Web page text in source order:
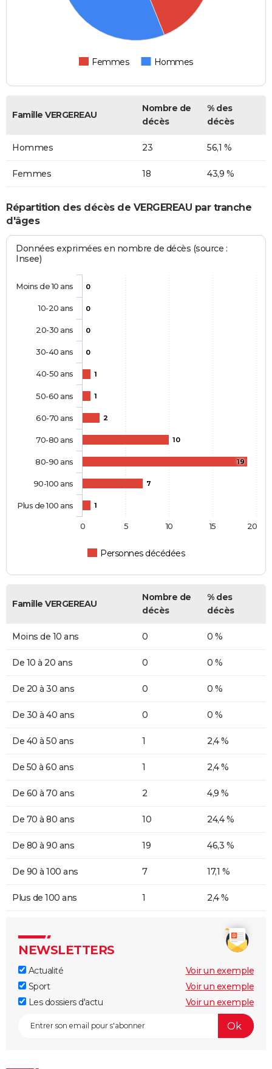
Femmes Hommes
Famille VERGEREAU
Nombre de
décès
% des
décès
Hommes 23 56,1 %
Femmes 18 43,9 %
Répartition des décès de VERGEREAU par tranche
d'âges
Données exprimées en nombre de décès (source :
Insee)
0
0
0
0
1
1
2
10
19
7
1
Personnes décédées
Moins de 10 ans
10-20 ans
20-30 ans
30-40 ans
40-50 ans
50-60 ans
60-70 ans
70-80 ans
80-90 ans
90-100 ans
Plus de 100 ans
0 5 10 15 20
Famille VERGEREAU
Nombre de
décès
% des
décès
Moins de 10 ans 0 0 %
De 10 à 20 ans 0 0 %
De 20 à 30 ans 0 0 %
De 30 à 40 ans 0 0 %
De 40 à 50 ans 1 2,4 %
De 50 à 60 ans 1 2,4 %
De 60 à 70 ans 2 4,9 %
De 70 à 80 ans 10 24,4 %
De 80 à 90 ans 19 46,3 %
De 90 à 100 ans 7 17,1 %
Plus de 100 ans 1 2,4 %
NEWSLETTERS
Actualité
Voir un exemple
Sport
Voir un exemple
Les dossiers d'actu
Voir un exemple